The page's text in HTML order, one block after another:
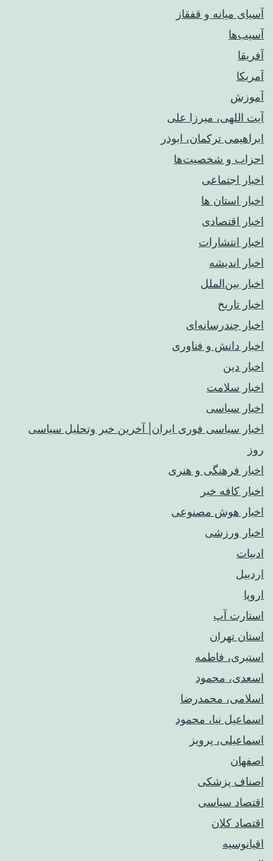
آسیای میانه و قفقاز
آسیب‌ها
آفریقا
آمریکا
آموزش
آیت اللهی، میرزا علی
ابراهیمی ترکمان، ابوذر
احزاب و شخصیت‌ها
اخبار اجتماعی
اخبار استان ها
اخبار اقتصادی
اخبار انتشارات
اخبار اندیشه
اخبار بین‌الملل
اخبار تاریخ
اخبار چندرسانه‌ای
اخبار دانش و فناوری
اخبار دین
اخبار سلامت
اخبار سیاسی
اخبار سیاسی فوری ایران| آخرین خبر وتحلیل سیاسی
روز
اخبار فرهنگی و هنری
اخبار کافه خبر
اخبار هوش مصنوعی
اخبار ورزشی
ادبیات
اردبیل
اروپا
استارت آپ
استان تهران
استیری، فاطمه
اسعدی، محمود
اسلامی، محمدرضا
اسماعیل نیا، محمود
اسماعیلی، پرویز
اصفهان
اصناف پزشکی
اقتصاد سیاسی
اقتصاد کلان
اقیانوسیه